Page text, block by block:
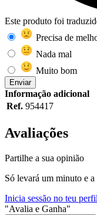
Este produto foi
Precisa de
Nada mal
Muito bom
Enviar
Informação adicional
Ref. 954417
Avaliações
Partilhe a sua opinião
Só levará um minuto e
Inicia sessão no teu perfil
"Avalia e Ganha"